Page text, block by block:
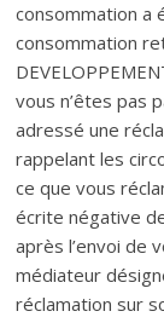
consommation a
consommation
vous n’êtes pas
adressé une
rappelant les
ce que vous
écrite négative
après l’envoi de
médiateur
réclamation sur